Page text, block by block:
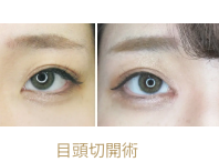
目頭切開術